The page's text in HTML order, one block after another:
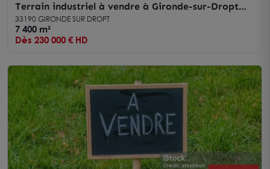
Terrain industriel à vendre à Gironde-sur-Dropt
avec visibilité optimale
33190 GIRONDE SUR DROPT
7 400 m²
Dès 230 000 € HD